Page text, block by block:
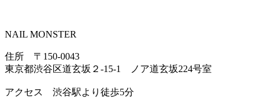
NAIL MONSTER
住所 〒150-0043
東京都渋谷区道玄坂２-15-1 ノア道玄坂224号室
アクセス 渋谷駅より徒歩5分